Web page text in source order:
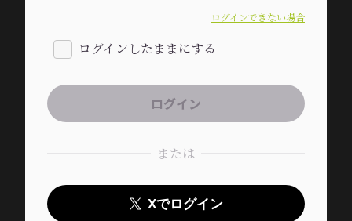
ログインできない場合
ログインしたままにする
または
Xでログイン